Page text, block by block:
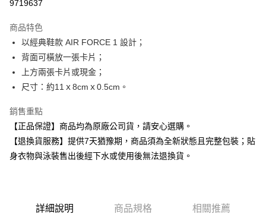
運送方式
全家取貨付款
每筆NT$80，滿NT$599(含以上)免運費
每筆NT$80，滿NT$599(含以上)免運費
7-11取貨付款
每筆NT$80，滿NT$599(含以上)免運費
9719637
商品特色
以經典鞋款 AIR FORCE 1 設計；
背面可橫放一張卡片；
上方兩張卡片或現金；
尺寸：約11ｘ8cmｘ0.5cm。
銷售重點
【正品保證】商品均為原廠公司貨，請安心選購。
【退換貨服務】提供7天猶豫期，商品須為全新狀態且完整包裝；貼
身衣物與泳裝售出後經下水或使用後無法退換貨。
詳細說明 商品規格 相關推薦